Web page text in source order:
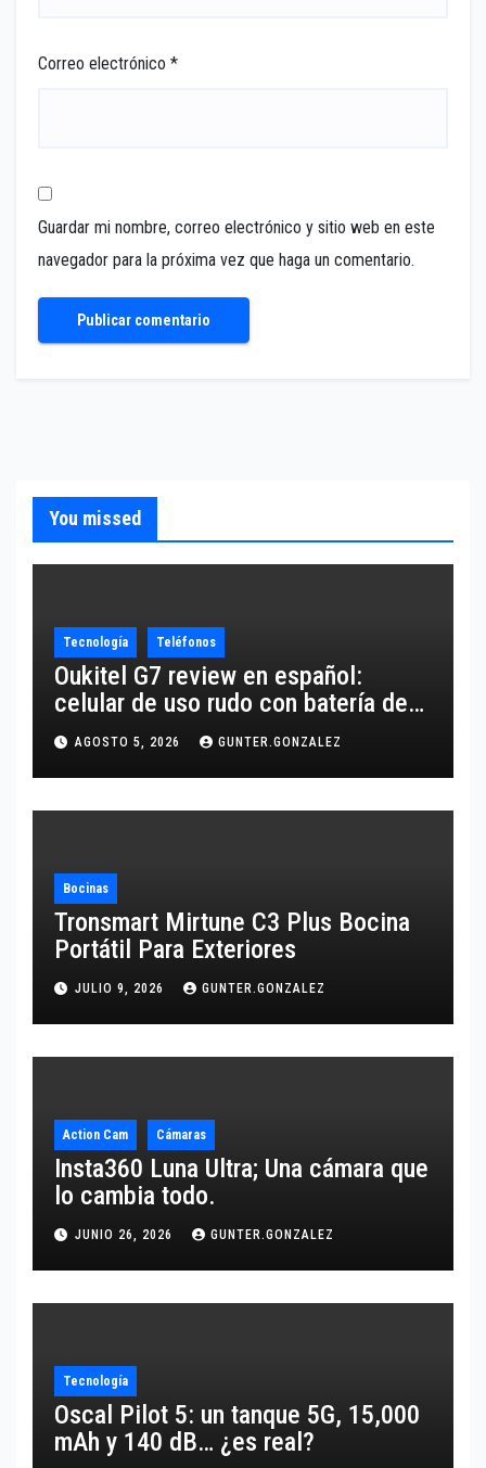
Correo electrónico *
Guardar mi nombre, correo electrónico y sitio web en este
navegador para la próxima vez que haga un comentario.
You missed
Tecnología Teléfonos
Oukitel G7 review en español:
celular de uso rudo con batería de
10,600 mAh
AGOSTO 5, 2026 GUNTER.GONZALEZ
Bocinas
Tronsmart Mirtune C3 Plus Bocina
Portátil Para Exteriores
JULIO 9, 2026 GUNTER.GONZALEZ
Action Cam Cámaras
Insta360 Luna Ultra; Una cámara que
lo cambia todo.
JUNIO 26, 2026 GUNTER.GONZALEZ
Tecnología
Oscal Pilot 5: un tanque 5G, 15,000
mAh y 140 dB… ¿es real?